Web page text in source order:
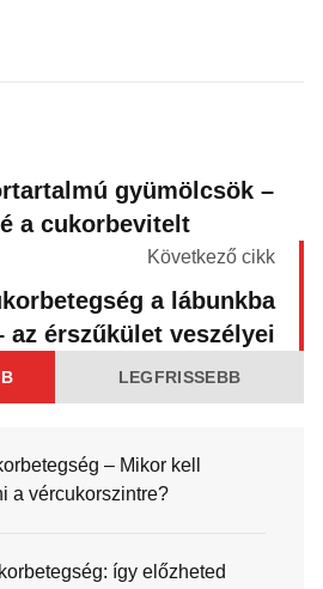
gyümölcsök –
a cukorbevitelt
Következő cikk
a lábunkba
az érszűkület veszélyei
LEGFRISSEBB
– Mikor kell
a vércukorszintre?
így előzheted